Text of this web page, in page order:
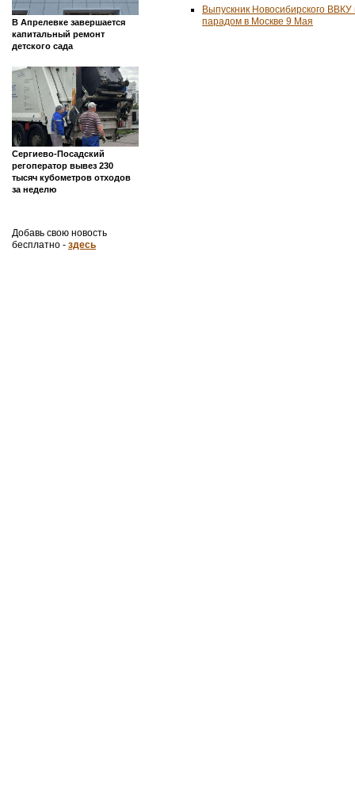
В Апрелевке завершается
капитальный ремонт
детского сада
Сергиево-Посадский
регоператор вывез 230
тысяч кубометров отходов
за неделю
Добавь свою новость
бесплатно - здесь
Выпускник Новосибирского
парадом в Москве 9 Мая